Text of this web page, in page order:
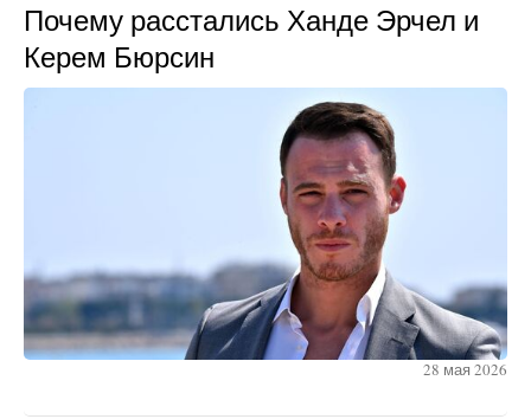
Почему расстались Ханде Эрчел и
Керем Бюрсин
28 мая 2026